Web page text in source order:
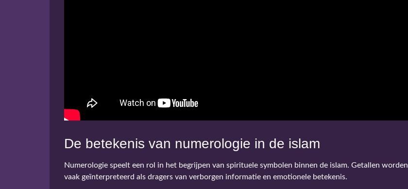
De betekenis van numerologie in de islam
Numerologie speelt een rol in het begrijpen van spirituele symbolen binnen de islam. Getallen worden
vaak geïnterpreteerd als dragers van verborgen informatie en emotionele betekenis.